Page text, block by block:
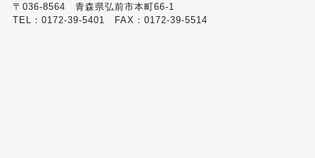
〒036-8564 青森県弘前市本町66-1
TEL：0172-39-5401 FAX：0172-39-5514